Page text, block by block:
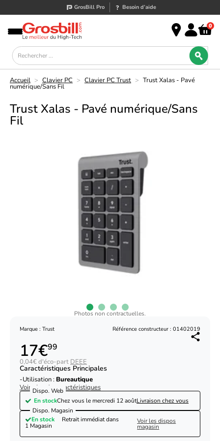
GrosBill Pro Besoin d’aide
0
Accueil > Clavier PC > Clavier PC Trust > Trust Xalas - Pavé
numérique/Sans Fil
Trust Xalas - Pavé numérique/Sans
Fil
Photos non contractuelles.
Marque : Trust Référence constructeur : 01402019
17€99
0,04€ d'éco-part DEEE
Caractéristiques Principales
Utilisation : Bureautique
Voir plus de caractéristiques
Dispo. Web
En stockChez vous le mercredi 12 aoûtLivraison chez vous
Dispo. Magasin
En stock
Retrait immédiat dans
1 Magasin
Voir les dispos
magasin